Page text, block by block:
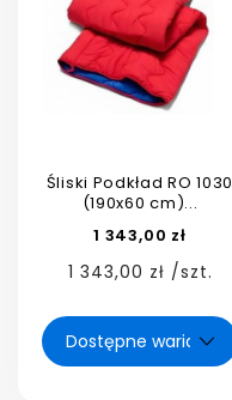
Śliski Podkład RO 1030
(190x60 cm)...
1 343,00 zł
1 343,00 zł /szt.